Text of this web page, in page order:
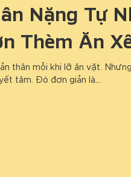
Nặng Tự
Thèm Ăn
thân mỗi khi lỡ ăn vặt.
tâm. Đó đơn giản là…